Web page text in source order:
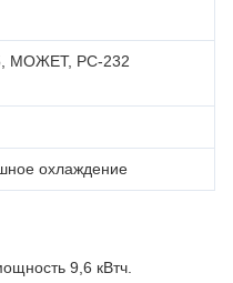
МОЖЕТ, РС-232
охлаждение
9,6 кВтч.